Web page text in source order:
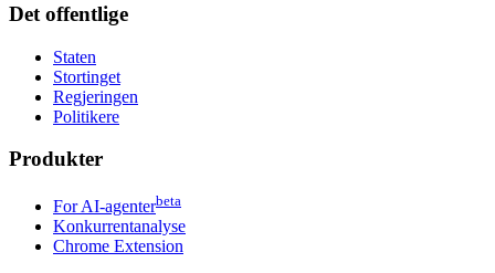
Det offentlige
Staten
Stortinget
Regjeringen
Politikere
Produkter
For AI-agenterbeta
Konkurrentanalyse
Chrome Extension